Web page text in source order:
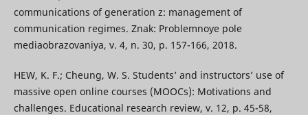
communications of generation z: management of
communication regimes. Znak: Problemnoye pole
mediaobrazovaniya, v. 4, n. 30, p. 157-166, 2018.
HEW, K. F.; Cheung, W. S. Students’ and instructors’ use of
massive open online courses (MOOCs): Motivations and
challenges. Educational research review, v. 12, p. 45-58,